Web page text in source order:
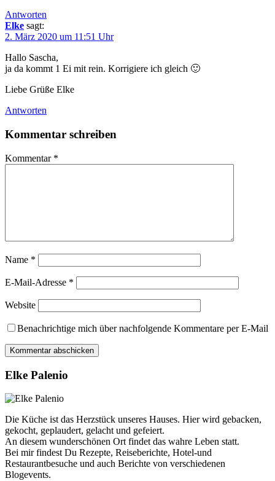
Antworten
Elke sagt:
2. März 2020 um 11:51 Uhr
Hallo Sascha,
ja da kommt 1 Ei mit rein. Korrigiere ich gleich 🙂
Liebe Grüße Elke
Antworten
Kommentar schreiben
Kommentar *
Name *
E-Mail-Adresse *
Website
Benachrichtige mich über nachfolgende Kommentare per E-Mail
Elke Palenio
Die Küche ist das Herzstück unseres Hauses. Hier wird gebacken,
gekocht, geplaudert, gelacht und gefeiert.
An diesem wunderschönen Ort findet das wahre Leben statt.
Bei mir findest Du Rezepte, Reiseberichte, Hotel-und
Restaurantbesuche und auch Berichte von verschiedenen
Blogevents.